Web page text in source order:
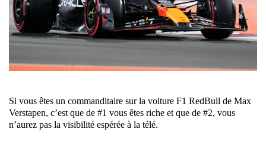
Si vous êtes un commanditaire sur la voiture F1 RedBull de Max
Verstapen, c’est que de #1 vous êtes riche et que de #2, vous
n’aurez pas la visibilité espérée à la télé.